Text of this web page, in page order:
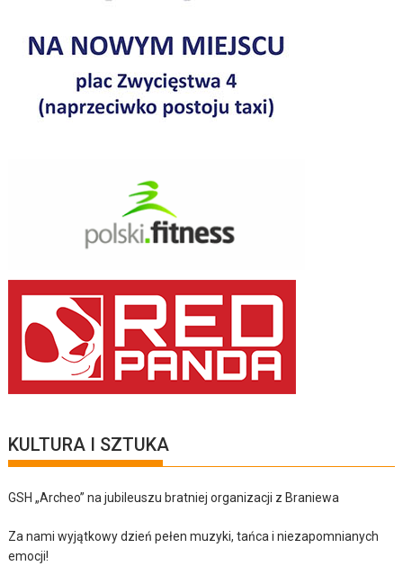
KULTURA I SZTUKA
GSH „Archeo” na jubileuszu bratniej organizacji z Braniewa
Za nami wyjątkowy dzień pełen muzyki, tańca i niezapomnianych
emocji!